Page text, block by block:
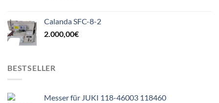
Calanda SFC-8-2
2.000,00€
BESTSELLER
Messer für JUKI 118-46003 118460